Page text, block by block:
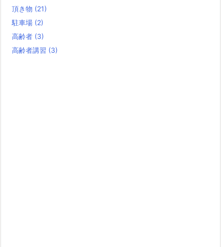
頂き物 (21)
駐車場 (2)
高齢者 (3)
高齢者講習 (3)